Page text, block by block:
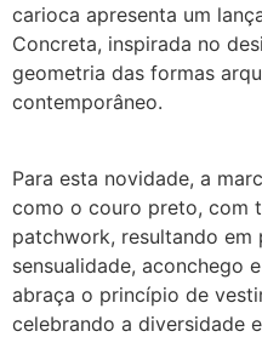
carioca apresenta um
Concreta, inspirada no
geometria das formas
contemporâneo.
Para esta novidade, a
como o couro preto, com
patchwork, resultando em
sensualidade, aconchego
abraça o princípio de
celebrando a diversidade